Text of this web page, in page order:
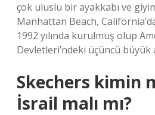
çok uluslu bir ayakkabı ve
Manhattan Beach,
1992 yılında kurulmuş olup
Devletleri’ndeki üçüncü büyük
Skechers kimin
İsrail malı mı?